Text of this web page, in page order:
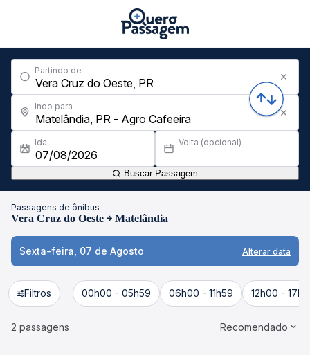
Partindo de
Indo para
Ida Volta (opcional)
Buscar Passagem
Passagens de ônibus
Vera Cruz do Oeste Matelândia
Sexta-feira, 07 de Agosto Alterar data
Filtros 00h00 - 05h59 06h00 - 11h59 12h00 -
2 passagens Recomendado